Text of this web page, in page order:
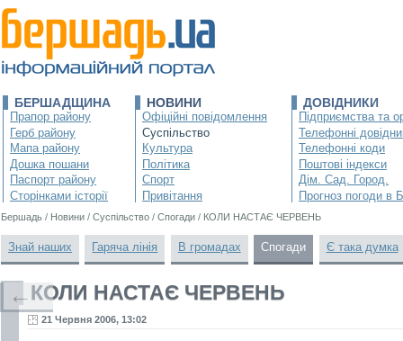
БЕРШАДЩИНА
Прапор району
Герб району
Мапа району
Дошка пошани
Паспорт району
Сторінками історії
НОВИНИ
Офіційні повідомлення
Суспільство
Культура
Політика
Спорт
Привітання
ДОВІДНИКИ
Підприємства та
Телефонні
Телефонні коди
Поштові індекси
Дім. Сад. Город.
Прогноз погоди в
Бершадь / Новини / Суспільство / Спогади / КОЛИ НАСТАЄ ЧЕРВЕНЬ
Знай наших Гаряча лінія В громадах Спогади Є така думка
КОЛИ НАСТАЄ ЧЕРВЕНЬ
21 Червня 2006, 13:02
←